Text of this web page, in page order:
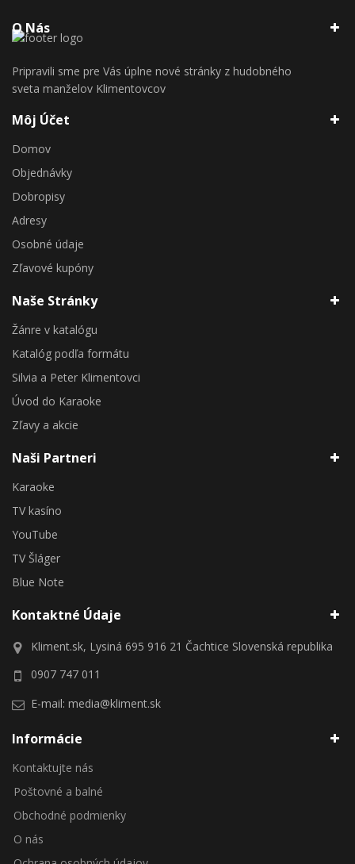
O Nás
Pripravili sme pre Vás úplne nové stránky z hudobného
sveta manželov Klimentovcov
Môj Účet
Domov
Objednávky
Dobropisy
Adresy
Osobné údaje
Zľavové kupóny
Naše Stránky
Žánre v katalógu
Katalóg podľa formátu
Silvia a Peter Klimentovci
Úvod do Karaoke
Zľavy a akcie
Naši Partneri
Karaoke
TV kasíno
YouTube
TV Šláger
Blue Note
Kontaktné Údaje
Kliment.sk, Lysiná 695 916 21 Čachtice Slovenská republika
0907 747 011
E-mail: media@kliment.sk
Informácie
Kontaktujte nás
Poštovné a balné
Obchodné podmienky
O nás